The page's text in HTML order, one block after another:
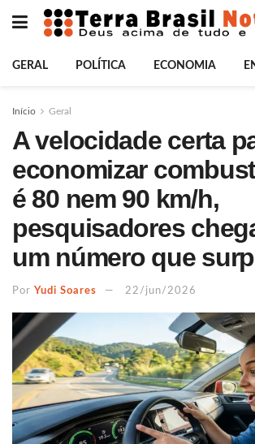
GERAL POLÍTICA ECONOMIA
Início Geral
A velocidade certa
economizar
é 80 nem 90 km/h,
pesquisadores
um número que
Por Yudi Soares 22/jun/2026